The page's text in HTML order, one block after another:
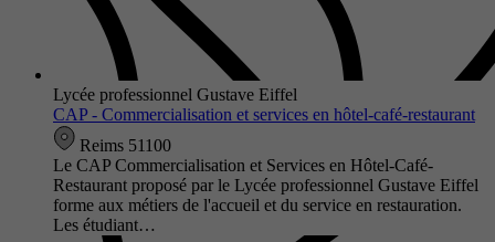
Lycée professionnel Gustave Eiffel
CAP - Commercialisation et services en hôtel-café-restaurant
Reims 51100
Le CAP Commercialisation et Services en Hôtel-Café-
Restaurant proposé par le Lycée professionnel Gustave Eiffel
forme aux métiers de l'accueil et du service en restauration.
Les étudiant…